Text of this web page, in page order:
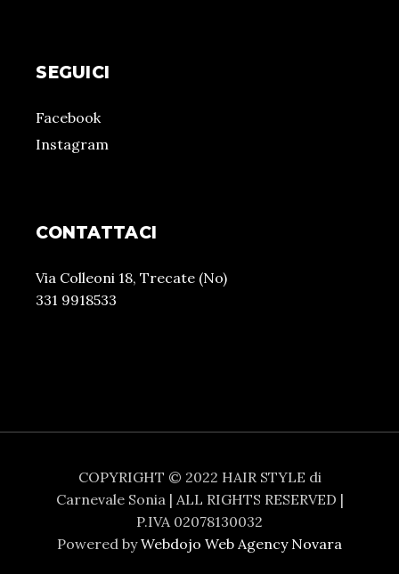
SEGUICI
Facebook
Instagram
CONTATTACI
Via Colleoni 18, Trecate (No)
331 9918533
COPYRIGHT © 2022 HAIR STYLE di
Carnevale Sonia | ALL RIGHTS RESERVED |
P.IVA 02078130032
Powered byWebdojo Web Agency Novara